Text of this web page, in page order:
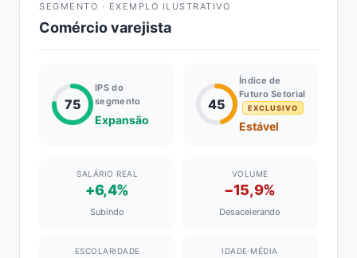
SEGMENTO · EXEMPLO ILUSTRATIVO
Comércio varejista
75
IPS do
segmento
Expansão
45
Índice de
Futuro Setorial
EXCLUSIVO
Estável
SALÁRIO REAL
+6,4%
Subindo
VOLUME
−15,9%
Desacelerando
ESCOLARIDADE IDADE MÉDIA